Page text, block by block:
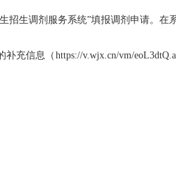
生调剂服务系统”填报调剂申请。
充信息（https://v.wjx.cn/vm/